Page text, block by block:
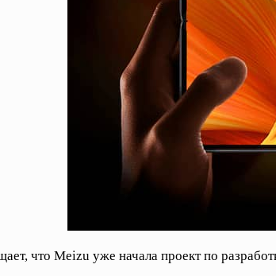
что Meizu уже начала проект по